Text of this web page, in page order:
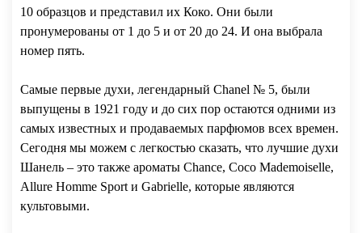
10 образцов и представил их Коко. Они были
пронумерованы от 1 до 5 и от 20 до 24. И она выбрала
номер пять.
Самые первые духи, легендарный Chanel № 5, были
выпущены в 1921 году и до сих пор остаются одними из
самых известных и продаваемых парфюмов всех времен.
Сегодня мы можем с легкостью сказать, что лучшие духи
Шанель – это также ароматы Chance, Coco Mademoiselle,
Allure Homme Sport и Gabrielle, которые являются
культовыми.